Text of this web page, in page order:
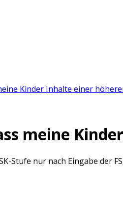
Kinder Inhalte einer
meine
Stufe nur nach Eingabe der